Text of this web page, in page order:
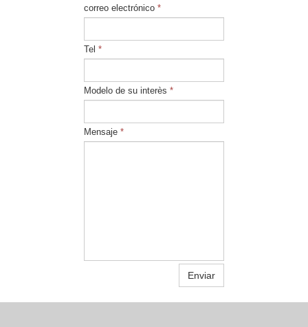
correo electrónico *
Tel *
Modelo de su interès *
Mensaje *
Enviar